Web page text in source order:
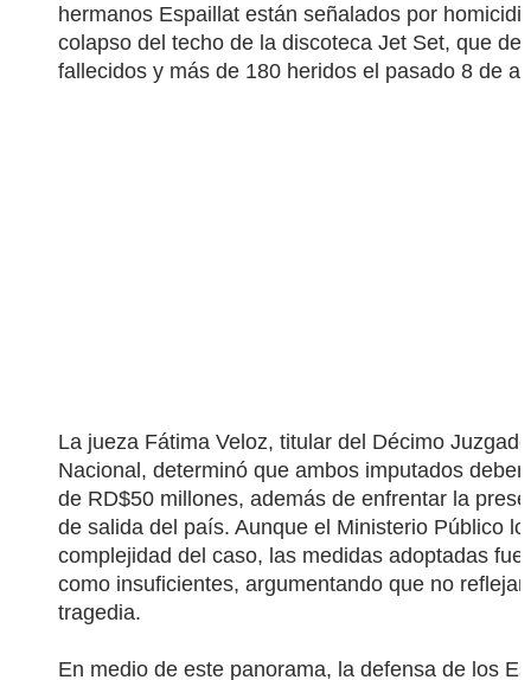
hermanos Espaillat están señalados por
colapso del techo de la discoteca Jet Set, que
fallecidos y más de 180 heridos el pasado 8 de
La jueza Fátima Veloz, titular del Décimo
Nacional, determinó que ambos imputados
de RD$50 millones, además de enfrentar la
de salida del país. Aunque el Ministerio Público
complejidad del caso, las medidas adoptadas
como insuficientes, argumentando que no
tragedia.
En medio de este panorama, la defensa de los